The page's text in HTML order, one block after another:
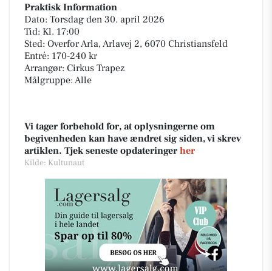
Praktisk Information
Dato: Torsdag den 30. april 2026
Tid: Kl. 17:00
Sted: Overfor Arla, Arlavej 2, 6070 Christiansfeld
Entré: 170-240 kr
Arrangør: Cirkus Trapez
Målgruppe: Alle
Vi tager forbehold for, at oplysningerne om
begivenheden kan have ændret sig siden, vi skrev
artiklen. Tjek seneste opdateringer her
Kilde: Kultunaut